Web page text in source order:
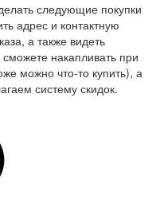
следующие покупки
адрес и контактную
а также видеть
накапливать при
можно что-то купить), а
систему скидок.